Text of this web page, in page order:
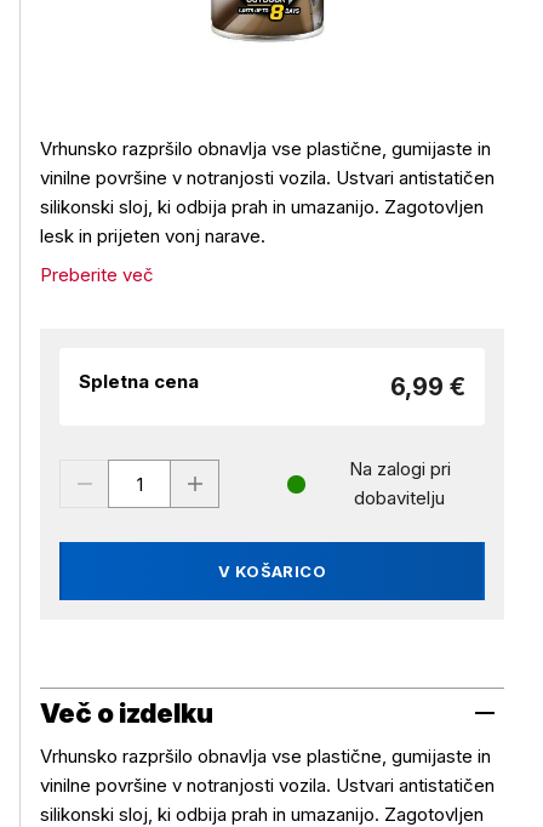
Vrhunsko razpršilo obnavlja vse plastične, gumijaste in
vinilne površine v notranjosti vozila. Ustvari antistatičen
silikonski sloj, ki odbija prah in umazanijo. Zagotovljen
lesk in prijeten vonj narave.
Preberite več
Spletna cena 6,99 €
V KOŠARICO
Na zalogi pri
dobavitelju
Več o izdelku
Vrhunsko razpršilo obnavlja vse plastične, gumijaste in
vinilne površine v notranjosti vozila. Ustvari antistatičen
silikonski sloj, ki odbija prah in umazanijo. Zagotovljen